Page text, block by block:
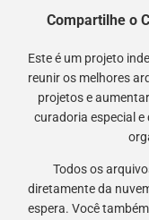
Compartilhe o
Este é um projeto
reunir os melhores
projetos e
curadoria especial
Todos os
diretamente da
espera. Você